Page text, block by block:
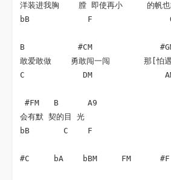
洋装进我胸    膛 即使再小     的帆
bB            F
B           #CM
敢爱敢做    勇敢闯一闯       那[怕
C            DM
#FM   B      A9
会有默 契的目 光
bB       C    F
#C     bA    bBM     FM      #F